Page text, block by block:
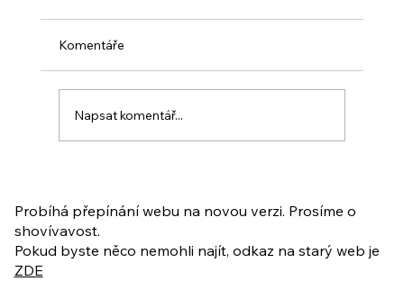
ukázkové lekce
Komentáře
Napsat komentář...
Probíhá přepínání webu na novou verzi. Prosíme o
shovívavost.
Pokud byste něco nemohli najít, odkaz na starý web je
ZDE